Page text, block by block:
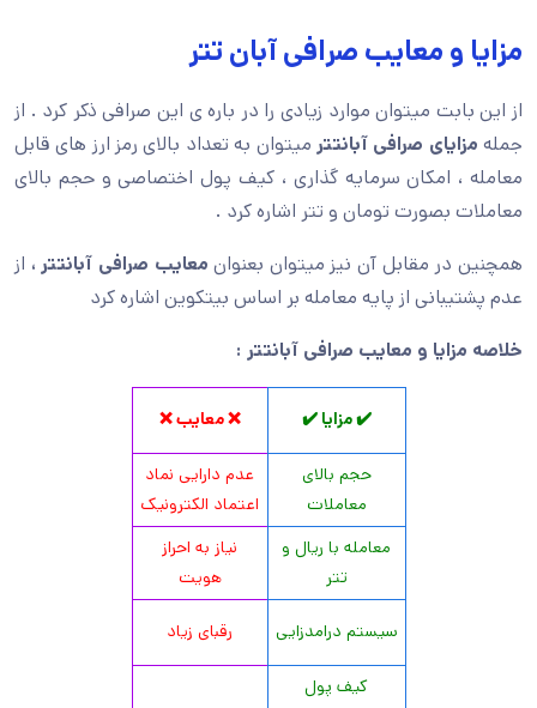
مزایا و معایب صرافی آبان تتر
از این بابت میتوان موارد زیادی را در باره ی این صرافی ذکر کرد . از
جمله مزایای صرافی آبانتتر میتوان به تعداد بالای رمز ارز های قابل
معامله ، امکان سرمایه گذاری ، کیف پول اختصاصی و حجم بالای
معاملات بصورت تومان و تتر اشاره کرد .
همچنین در مقابل آن نیز میتوان بعنوان معایب صرافی آبانتتر ، از
عدم پشتیبانی از پایه معامله بر اساس بیتکوین اشاره کرد
خلاصه مزایا و معایب صرافی آبانتتر :
✔️ مزایا ✔️ ❌ معایب ❌
حجم بالای
معاملات
عدم دارایی نماد
اعتماد الکترونیک
معامله با ریال و
تتر
نیاز به احراز
هویت
سیستم درامدزایی رقبای زیاد
کیف پول